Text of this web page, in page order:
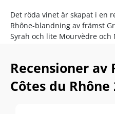
Det röda vinet är skapat i en
Rhône-blandning av främst
Syrah och lite Mourvèdre och
höra det bästa?
De bästa köpen kan avnjutas
Recensioner
Côtes du Rhône